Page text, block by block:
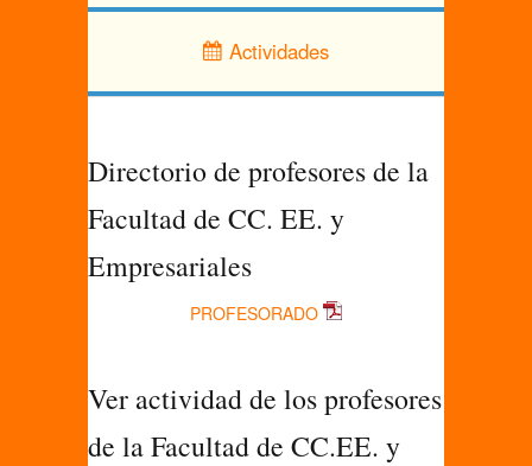
Actividades
Directorio de profesores de la
Facultad de CC. EE. y
Empresariales
PROFESORADO
Ver actividad de los profesores
de la Facultad de CC.EE. y